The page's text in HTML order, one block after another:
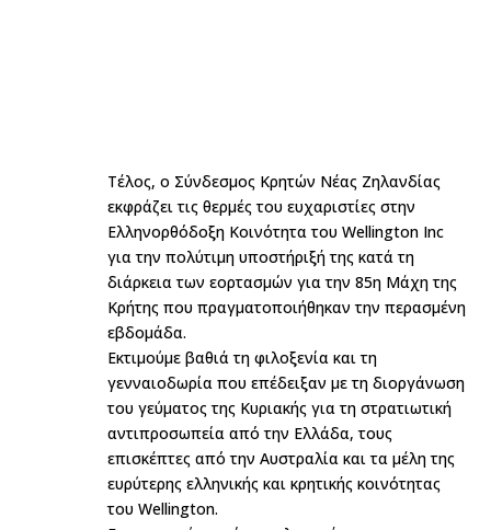
Τέλος, ο Σύνδεσμος Κρητών Νέας Ζηλανδίας
εκφράζει τις θερμές του ευχαριστίες στην
Ελληνορθόδοξη Κοινότητα του Wellington Inc
για την πολύτιμη υποστήριξή της κατά τη
διάρκεια των εορτασμών για την 85η Μάχη της
Κρήτης που πραγματοποιήθηκαν την περασμένη
εβδομάδα.
Εκτιμούμε βαθιά τη φιλοξενία και τη
γενναιοδωρία που επέδειξαν με τη διοργάνωση
του γεύματος της Κυριακής για τη στρατιωτική
αντιπροσωπεία από την Ελλάδα, τους
επισκέπτες από την Αυστραλία και τα μέλη της
ευρύτερης ελληνικής και κρητικής κοινότητας
του Wellington.